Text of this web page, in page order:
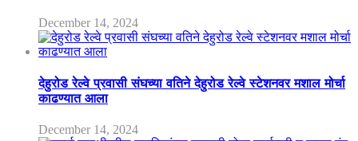
December 14, 2024
देहुरोड रेल्वे प्रवासी संघच्या वतिने देहुरोड रेल्वे स्टेशनवर मशाल मोर्चा
काढण्यात आला
December 14, 2024